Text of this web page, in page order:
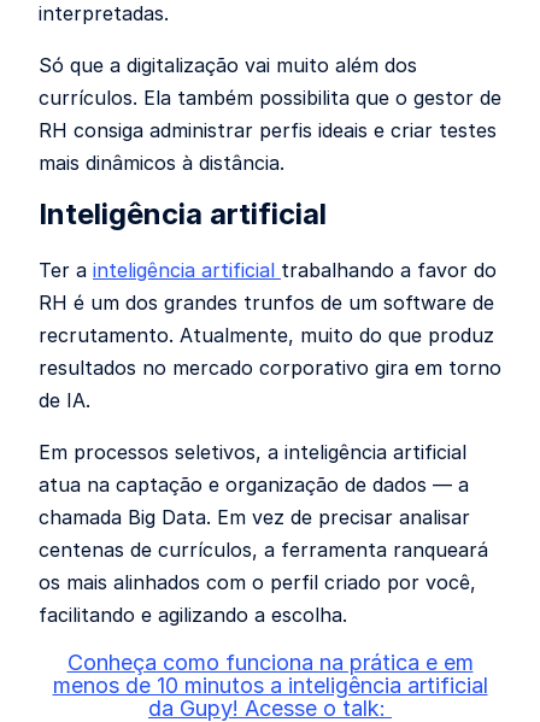
interpretadas.
Só que a digitalização vai muito além dos
currículos. Ela também possibilita que o gestor de
RH consiga administrar perfis ideais e criar testes
mais dinâmicos à distância.
Inteligência artificial
Ter a inteligência artificial trabalhando a favor do
RH é um dos grandes trunfos de um software de
recrutamento. Atualmente, muito do que produz
resultados no mercado corporativo gira em torno
de IA.
Em processos seletivos, a inteligência artificial
atua na captação e organização de dados — a
chamada Big Data. Em vez de precisar analisar
centenas de currículos, a ferramenta ranqueará
os mais alinhados com o perfil criado por você,
facilitando e agilizando a escolha.
Conheça como funciona na prática e em
menos de 10 minutos a inteligência artificial
da Gupy! Acesse o talk: